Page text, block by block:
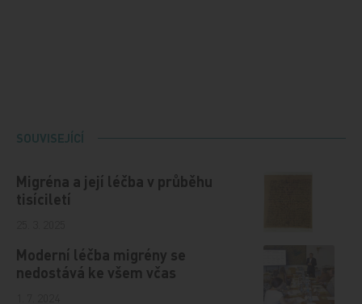
SOUVISEJÍCÍ
Migréna a její léčba v průběhu
tisíciletí
Moderní léčba migrény se
nedostává ke všem včas